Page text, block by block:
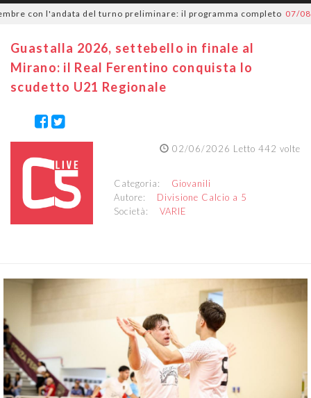
con l'andata del turno preliminare: il programma completo 07/08/
Guastalla 2026, settebello in finale al
Mirano: il Real Ferentino conquista lo
scudetto U21 Regionale
02/06/2026 Letto 442 volte
Categoria: Giovanili
Autore: Divisione Calcio a 5
Società:VARIE